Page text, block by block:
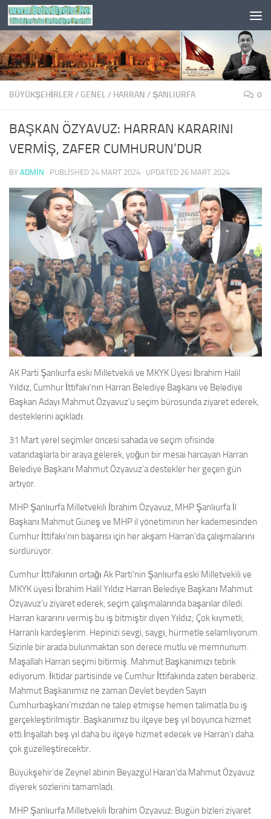
Skip to content
BÜYÜKŞEHİRLER / GENEL/ HARRAN /ŞANLIURFA 0
BAŞKAN ÖZYAVUZ: HARRAN KARARINI
VERMİŞ, ZAFER CUMHURUN’DUR
BY ADMIN · PUBLISHED 24 MART 2024 · UPDATED 26 MART 2024
AK Parti Şanlıurfa eski Milletvekili ve MKYK Üyesi İbrahim Halil
Yıldız, Cumhur İttifakı’nın Harran Belediye Başkanı ve Belediye
Başkan Adayı Mahmut Özyavuz’u seçim bürosunda ziyaret ederek,
desteklerini açıkladı.
31 Mart yerel seçimler öncesi sahada ve seçim ofisinde
vatandaşlarla bir araya gelerek, yoğun bir mesai harcayan Harran
Belediye Başkanı Mahmut Özyavuz’a destekler her geçen gün
artıyor.
MHP Şanlıurfa Milletvekili İbrahim Özyavuz, MHP Şanlıurfa İl
Başkanı Mahmut Güneş ve MHP il yönetiminin her kademesinden
Cumhur İttifakı’nın başarısı için her akşam Harran’da çalışmalarını
sürdürüyor.
Cumhur İttifakının ortağı Ak Parti’nin Şanlıurfa eski Milletvekili ve
MKYK üyesi İbrahim Halil Yıldız Harran Belediye Başkanı Mahmut
Özyavuz’u ziyaret ederek, seçim çalışmalarında başarılar diledi.
Harran kararını vermiş bu iş bitmiştir diyen Yıldız; Çok kıymetli,
Harranlı kardeşlerim. Hepinizi sevgi, saygı, hürmetle selamlıyorum.
Sizinle bir arada bulunmaktan son derece mutlu ve memnunum.
Maşallah Harran seçimi bitirmiş. Mahmut Başkanımızı tebrik
ediyorum. İktidar partisinde ve Cumhur İttifakında zaten beraberiz.
Mahmut Başkanımız ne zaman Devlet beyden Sayın
Cumhurbaşkanı’mızdan ne talep etmişse hemen talimatla bu iş
gerçekleştirilmiştir. Başkanımız bu ilçeye beş yıl boyunca hizmet
etti.İnşallah beş yıl daha bu ilçeye hizmet edecek ve Harran’ı daha
çok güzelleştirecektir.
Büyükşehir’de Zeynel abinin Beyazgül Haran’da Mahmut Özyavuz
diyerek sözlerini tamamladı.
MHP Şanlıurfa Milletvekili İbrahim Özyavuz: Bugün bizleri ziyaret